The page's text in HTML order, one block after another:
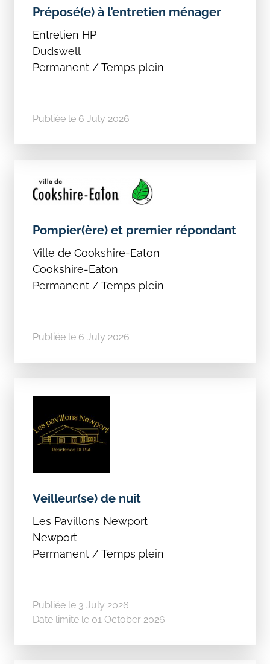
Préposé(e) à l’entretien ménager
Entretien HP
Dudswell
Permanent / Temps plein
Publiée le 6 July 2026
Pompier(ère) et premier répondant
Ville de Cookshire-Eaton
Cookshire-Eaton
Permanent / Temps plein
Publiée le 6 July 2026
Veilleur(se) de nuit
Les Pavillons Newport
Newport
Permanent / Temps plein
Publiée le 3 July 2026
Date limite le 01 October 2026